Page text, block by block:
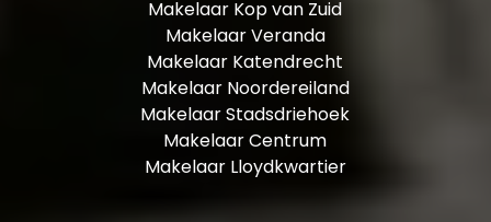
Makelaar Kop van Zuid
Makelaar Veranda
Makelaar Katendrecht
Makelaar Noordereiland
Makelaar Stadsdriehoek
Makelaar Centrum
Makelaar Lloydkwartier